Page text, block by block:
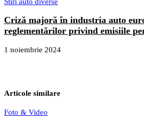
Criză majoră în industria auto
reglementărilor privind emisiile
1 noiembrie 2024
Articole similare
Foto & Video